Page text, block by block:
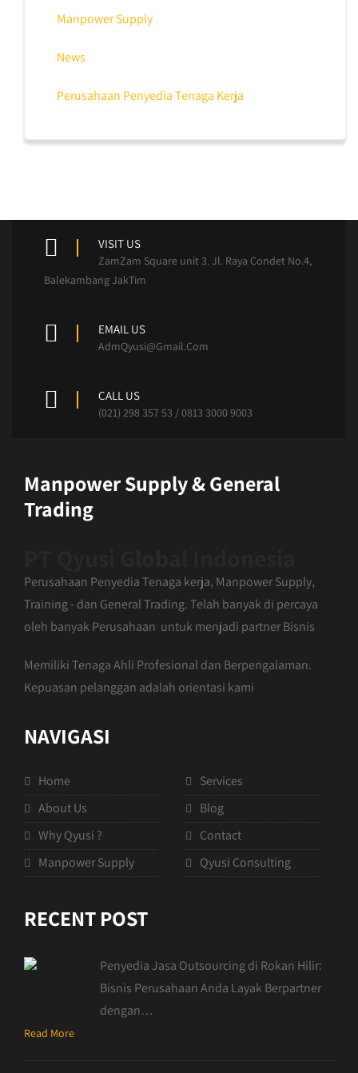
Manpower Supply
News
Perusahaan Penyedia Tenaga Kerja
VISIT US
ZamZam Square unit 3. Jl. Raya Condet No.4,
Balekambang JakTim
EMAIL US
AdmQyusi@Gmail.Com
CALL US
(021) 298 357 53 / 0813 3000 9003
Manpower Supply & General
Trading
Perusahaan Penyedia Tenaga kerja, Manpower Supply,
Training - dan General Trading. Telah banyak di percaya
oleh banyak Perusahaan untuk menjadi partner Bisnis
Memiliki Tenaga Ahli Profesional dan Berpengalaman.
Kepuasan pelanggan adalah orientasi kami
NAVIGASI
Home
About Us
Why Qyusi ?
Manpower Supply
Services
Blog
Contact
Qyusi Consulting
RECENT POST
Penyedia Jasa Outsourcing di Rokan Hilir:
Bisnis Perusahaan Anda Layak Berpartner
dengan…
Read More